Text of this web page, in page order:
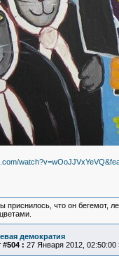
приснилось, что он бегемот,
демократия
#504 : 27 Января 2012, 02:50:00